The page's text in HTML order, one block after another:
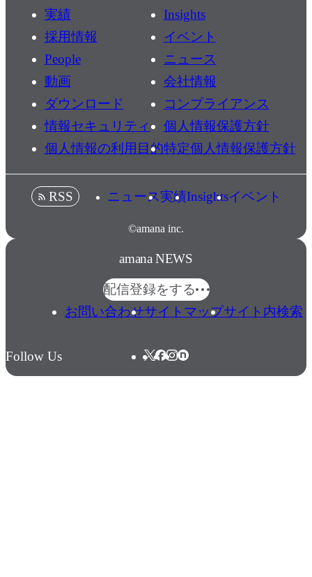
実績
Insights
採用情報
イベント
People
ニュース
動画
会社情報
ダウンロード
コンプライアンス
情報セキュリティ
個人情報保護方針
個人情報の利用目的特定個人情報保護方針
©amana inc.
RSS ニュース実績Insightsイベント
amana NEWS
配信登録をする
お問い合わせサイトマップサイト内検索
Follow Us